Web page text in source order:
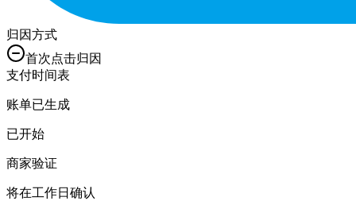
归因方式
首次点击归因
支付时间表
账单已生成
已开始
商家验证
将在工作日确认